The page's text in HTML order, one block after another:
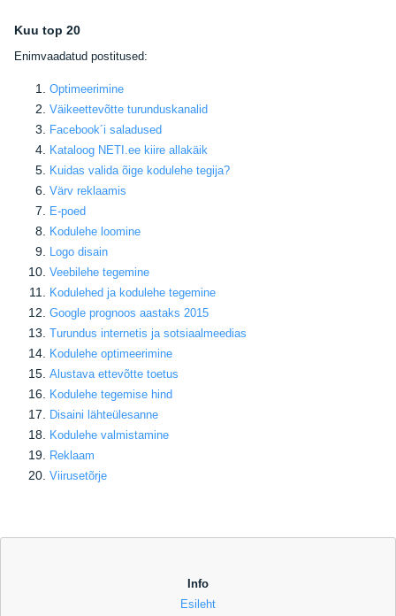
Kuu top 20
Enimvaadatud postitused:
Optimeerimine
Väikeettevõtte turunduskanalid
Facebook´i saladused
Kataloog NETI.ee kiire allakäik
Kuidas valida õige kodulehe tegija?
Värv reklaamis
E-poed
Kodulehe loomine
Logo disain
Veebilehe tegemine
Kodulehed ja kodulehe tegemine
Google prognoos aastaks 2015
Turundus internetis ja sotsiaalmeedias
Kodulehe optimeerimine
Alustava ettevõtte toetus
Kodulehe tegemise hind
Disaini lähteülesanne
Kodulehe valmistamine
Reklaam
Viirusetõrje
Info
Esileht